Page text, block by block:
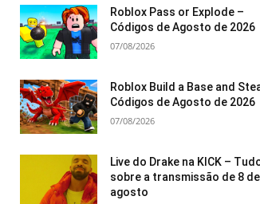
Roblox Pass or Explode –
Códigos de Agosto de 2026
07/08/2026
Roblox Build a Base and
Códigos de Agosto de 2026
07/08/2026
Live do Drake na KICK –
sobre a transmissão de 8 de
agosto